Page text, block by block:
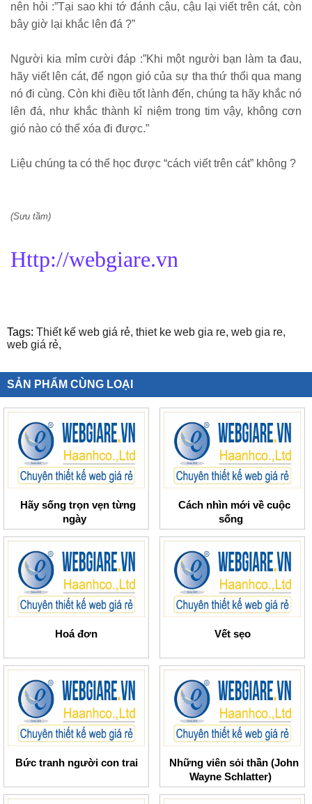
nên hỏi :”Tại sao khi tớ đánh cậu, cậu lại viết trên cát, còn
bây giờ lại khắc lên đá ?”
Người kia mỉm cười đáp :”Khi một người bạn làm ta đau,
hãy viết lên cát, để ngọn gió của sự tha thứ thổi qua mang
nó đi cùng. Còn khi điều tốt lành đến, chúng ta hãy khắc nó
lên đá, như khắc thành kỉ niệm trong tim vậy, không cơn
gió nào có thể xóa đi được.”
Liệu chúng ta có thể học được “cách viết trên cát” không ?
(Sưu tầm)
Http://webgiare.vn
Tags: Thiết kế web giá rẻ, thiet ke web gia re, web gia re,
web giá rẻ,
SẢN PHẨM CÙNG LOẠI
Hãy sống trọn vẹn từng
ngày
Cách nhìn mới về cuộc
sống
Hoá đơn Vết sẹo
Bức tranh người con trai
Những viên sỏi thần (John
Wayne Schlatter)